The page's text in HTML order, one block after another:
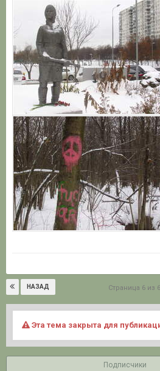
НАЗАД Страница 6 из 6
Эта тема закрыта для
Подписчики